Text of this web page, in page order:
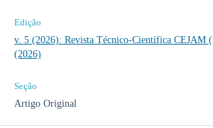
Edição
v. 5 (2026): Revista Técnico-Científica CEJAM
(2026)
Seção
Artigo Original